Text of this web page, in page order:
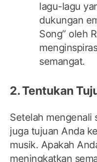
lagu-lagu
dukungan
Song” oleh
semangat.
2. Tentukan
Setelah mengenali
juga tujuan Anda
musik. Apakah
meningkatkan